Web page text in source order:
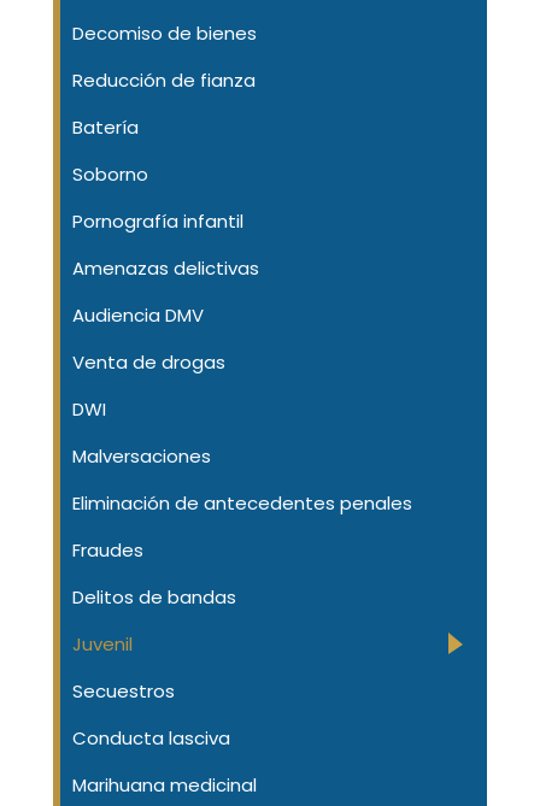
Decomiso de bienes
Reducción de fianza
Batería
Soborno
Pornografía infantil
Amenazas delictivas
Audiencia DMV
Venta de drogas
DWI
Malversaciones
Eliminación de antecedentes penales
Fraudes
Delitos de bandas
Juvenil
Secuestros
Conducta lasciva
Marihuana medicinal